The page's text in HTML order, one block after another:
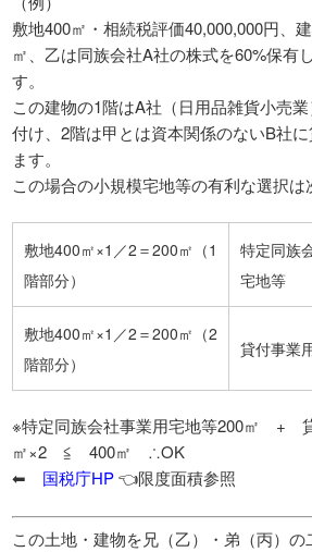
敷地400㎡・相続税評価40,000,000円、
㎡、乙は同族会社A社の株式を60%保有
す。
この建物の1階はA社（日用品雑貨小売
付け、2階は甲とは資本関係のないB社
ます。
この場合の小規模宅地等の有利な選択は
敷地400㎡×1／2＝200㎡（1
階部分）
特定同族
宅地等
敷地400㎡×1／2＝200㎡（2
階部分）
貸付事業
※特定同族会社事業用宅地等200㎡ +
㎡×2 ≦ 400㎡ ∴OK
⬅ 国税庁HP👈限度面積参照
この土地・建物を兄（乙）・弟（丙）